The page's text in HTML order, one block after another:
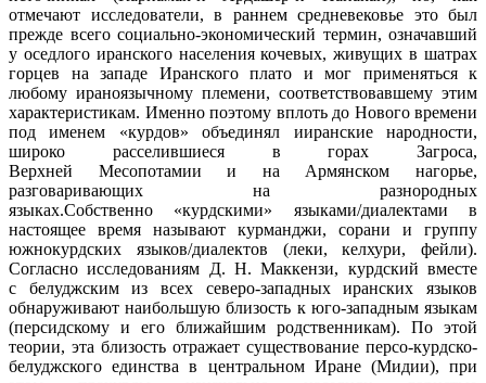
отмечают исследователи, в раннем средневековье это был
прежде всего социально-экономический термин, означавший
у оседлого иранского населения кочевых, живущих в шатрах
горцев на западе Иранского плато и мог применяться к
любому ираноязычному племени, соответствовавшему этим
характеристикам. Именно поэтому вплоть до Нового времени
под именем «курдов» объединял ииранские народности,
широко расселившиеся в горах Загроса,
Верхней Месопотамии и на Армянском нагорье,
разговаривающих на разнородных
языках.Собственно «курдскими» языками/диалектами в
настоящее время называют курманджи, сорани и группу
южнокурдских языков/диалектов (леки, келхури, фейли).
Согласно исследованиям Д. Н. Маккензи, курдский вместе
с белуджским из всех северо-западных иранских языков
обнаруживают наибольшую близость к юго-западным языкам
(персидскому и его ближайшим родственникам). По этой
теории, эта близость отражает существование персо-курдско-
белуджского единства в центральном Иране (Мидии), при